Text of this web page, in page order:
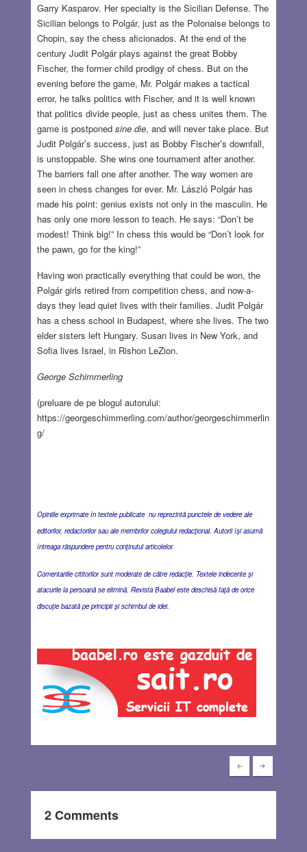
Garry Kasparov. Her specialty is the Sicilian Defense. The
Sicilian belongs to Polgár, just as the Polonaise belongs to
Chopin, say the chess aficionados. At the end of the
century Judit Polgár plays against the great Bobby
Fischer, the former child prodigy of chess. But on the
evening before the game, Mr. Polgár makes a tactical
error, he talks politics with Fischer, and it is well known
that politics divide people, just as chess unites them. The
game is postponed sine die, and will never take place. But
Judit Polgár’s success, just as Bobby Fischer’s downfall,
is unstoppable. She wins one tournament after another.
The barriers fall one after another. The way women are
seen in chess changes for ever. Mr. László Polgár has
made his point: genius exists not only in the masculin. He
has only one more lesson to teach. He says: “Don’t be
modest! Think big!” In chess this would be “Don’t look for
the pawn, go for the king!”
Having won practically everything that could be won, the
Polgár girls retired from competition chess, and now-a-
days they lead quiet lives with their families. Judit Polgár
has a chess school in Budapest, where she lives. The two
elder sisters left Hungary. Susan lives in New York, and
Sofia lives Israel, in Rishon LeZion.
George Schimmerling
(preluare de pe blogul autorului:
https://georgeschimmerling.com/author/georgeschimmerlin
g/
Opiniile exprimate în textele publicate nu reprezintă punctele de vedere ale
editorilor, redactorilor sau ale membrilor colegiului redacţional. Autorii îşi asumă
întreaga răspundere pentru conţinutul articolelor.
Comentariile cititorilor sunt moderate de către redacţie. Textele indecente şi
atacurile la persoană se elimină. Revista Baabel este deschisă faţă de orice
discuţie bazată pe principii şi schimbul de idei.
2 Comments